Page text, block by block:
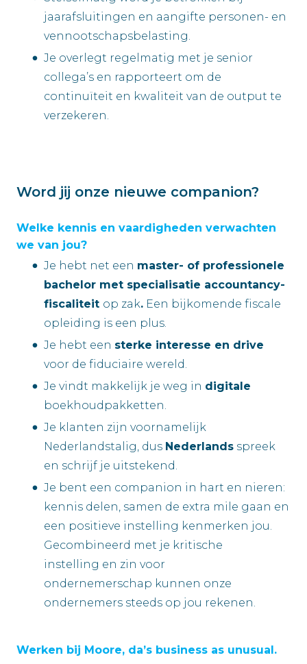
jaarafsluitingen en aangifte personen- en
vennootschapsbelasting.
Je overlegt regelmatig met je senior
collega’s en rapporteert om de
continuïteit en kwaliteit van de output te
verzekeren.
Word jij onze nieuwe companion?
Welke kennis en vaardigheden verwachten
we van jou?
Je hebt net een master- of professionele
bachelor met specialisatie accountancy-
fiscaliteit op zak. Een bijkomende fiscale
opleiding is een plus.
Je hebt een sterke interesse en drive
voor de fiduciaire wereld.
Je vindt makkelijk je weg in digitale
boekhoudpakketten.
Je klanten zijn voornamelijk
Nederlandstalig, dus Nederlands spreek
en schrijf je uitstekend.
Je bent een companion in hart en nieren:
kennis delen, samen de extra mile gaan en
een positieve instelling kenmerken jou.
Gecombineerd met je kritische
instelling en zin voor
ondernemerschap kunnen onze
ondernemers steeds op jou rekenen.
Werken bij Moore, da’s business as unusual.